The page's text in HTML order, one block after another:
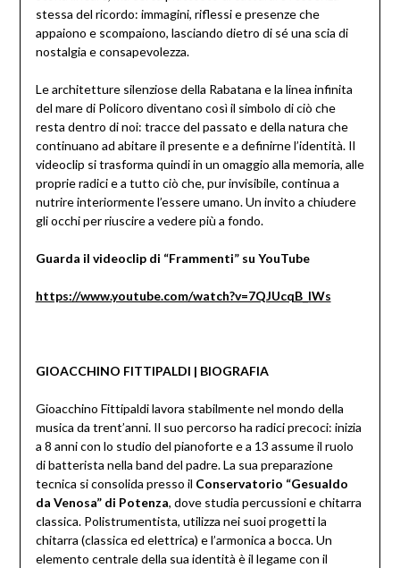
stessa del ricordo: immagini, riflessi e presenze che
appaiono e scompaiono, lasciando dietro di sé una scia di
nostalgia e consapevolezza.
Le architetture silenziose della Rabatana e la linea infinita
del mare di Policoro diventano così il simbolo di ciò che
resta dentro di noi: tracce del passato e della natura che
continuano ad abitare il presente e a definirne l’identità. Il
videoclip si trasforma quindi in un omaggio alla memoria, alle
proprie radici e a tutto ciò che, pur invisibile, continua a
nutrire interiormente l’essere umano. Un invito a chiudere
gli occhi per riuscire a vedere più a fondo.
Guarda il videoclip di “Frammenti” su YouTube
https://www.youtube.com/watch?v=7QJUcqB_lWs
GIOACCHINO FITTIPALDI | BIOGRAFIA
Gioacchino Fittipaldi lavora stabilmente nel mondo della
musica da trent’anni. Il suo percorso ha radici precoci: inizia
a 8 anni con lo studio del pianoforte e a 13 assume il ruolo
di batterista nella band del padre. La sua preparazione
tecnica si consolida presso il Conservatorio “Gesualdo
da Venosa” di Potenza, dove studia percussioni e chitarra
classica. Polistrumentista, utilizza nei suoi progetti la
chitarra (classica ed elettrica) e l’armonica a bocca. Un
elemento centrale della sua identità è il legame con il